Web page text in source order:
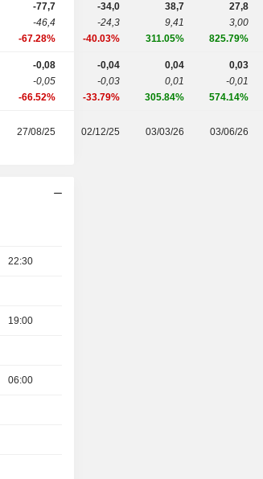
-77,7
-46,4
-67.28%
-34,0
-24,3
-40.03%
38,7
9,41
311.05%
27,8
3,00
825.79%
-0,08
-0,05
-66.52%
-0,04
-0,03
-33.79%
0,04
0,01
305.84%
0,03
-0,01
574.14%
27/08/25 02/12/25 03/03/26 03/06/26
22:30
19:00
06:00